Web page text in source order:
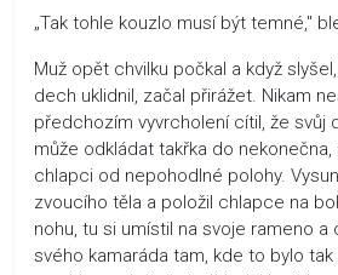
„Tak tohle kouzlo musí být temné,"
Muž opět chvilku počkal a když
dech uklidnil, začal přirážet. Nikam
předchozím vyvrcholení cítil, že svůj
může odkládat takřka do
chlapci od nepohodlné polohy.
zvoucího těla a položil chlapce na
nohu, tu si umístil na svoje rameno a
svého kamaráda tam, kde to bylo tak